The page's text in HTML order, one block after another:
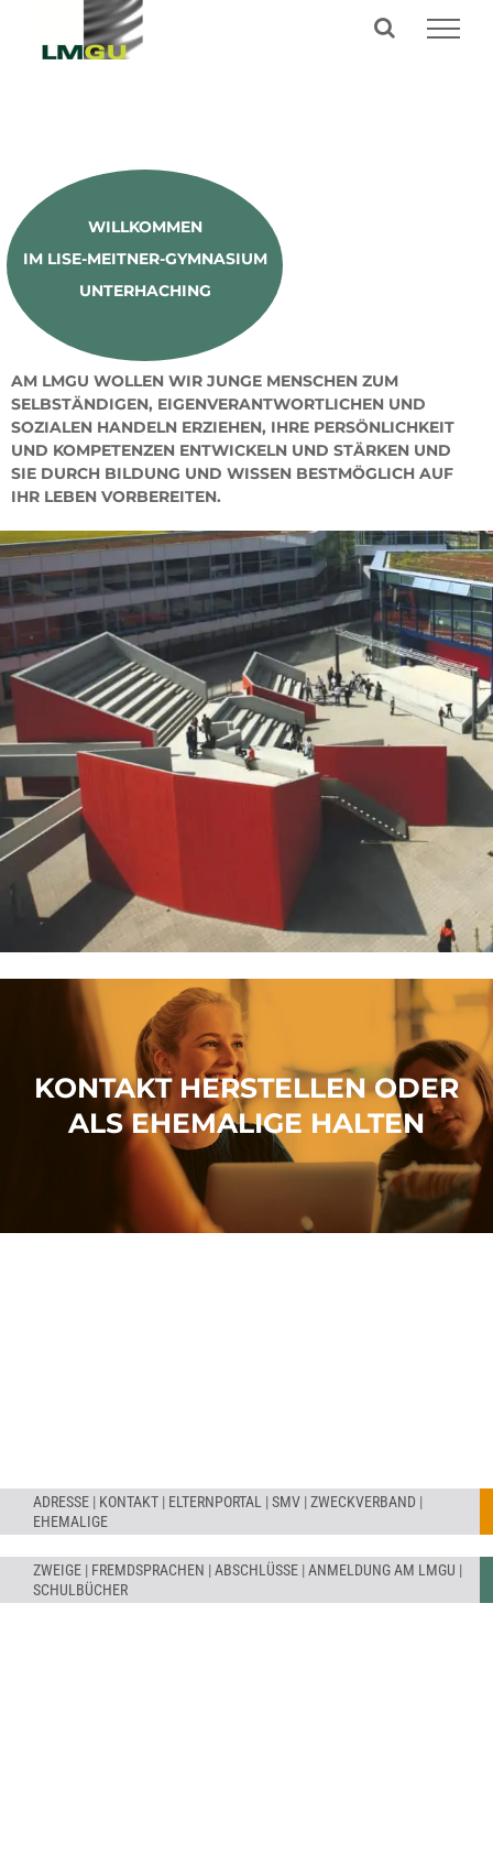
Inhalt
WILLKOMMEN
IM LISE-MEITNER-GYMNASIUM
UNTERHACHING
AM LMGU WOLLEN WIR JUNGE MENSCHEN ZUM
SELBSTÄNDIGEN, EIGENVERANTWORTLICHEN UND
SOZIALEN HANDELN ERZIEHEN, IHRE PERSÖNLICHKEIT
UND KOMPETENZEN ENTWICKELN UND STÄRKEN UND
SIE DURCH BILDUNG UND WISSEN BESTMÖGLICH AUF
IHR LEBEN VORBEREITEN.
KONTAKT HERSTELLEN ODER
ALS EHEMALIGE HALTEN
ADRESSE | KONTAKT | ELTERNPORTAL |SMV |ZWECKVERBAND |
EHEMALIGE
ZWEIGE | FREMDSPRACHEN |ABSCHLÜSSE |ANMELDUNG AM LMGU |
SCHULBÜCHER